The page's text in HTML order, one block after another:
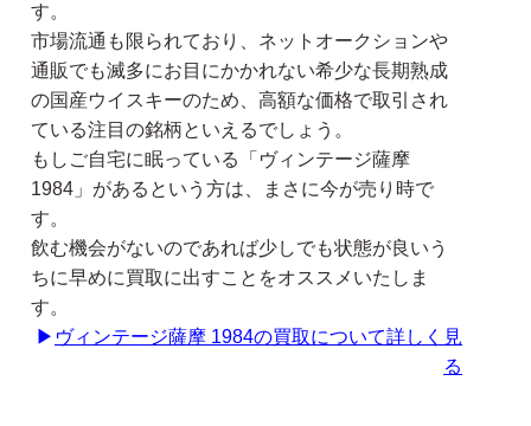
す。
市場流通も限られており、ネットオークションや
通販でも滅多にお目にかかれない希少な長期熟成
の国産ウイスキーのため、高額な価格で取引され
ている注目の銘柄といえるでしょう。
もしご自宅に眠っている「ヴィンテージ薩摩
1984」があるという方は、まさに今が売り時で
す。
飲む機会がないのであれば少しでも状態が良いう
ちに早めに買取に出すことをオススメいたしま
す。
▶ ヴィンテージ薩摩 1984の買取について詳しく見
る